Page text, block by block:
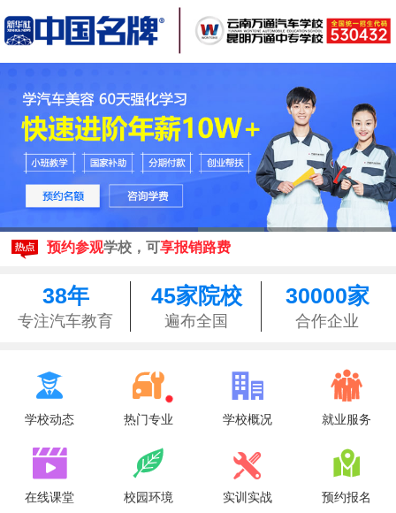
来校参观均可享昆明免费接站
预约参观学校，可享报销路费
来校参观均可享昆明
预约参观
学校，可享报销路费
38年
专注汽车教育
45家院校
遍布全国
30000家
合作企业

学校动态

热门专业

学校概况

就业服务

在线课堂

校园环境

实训实战

预约报名